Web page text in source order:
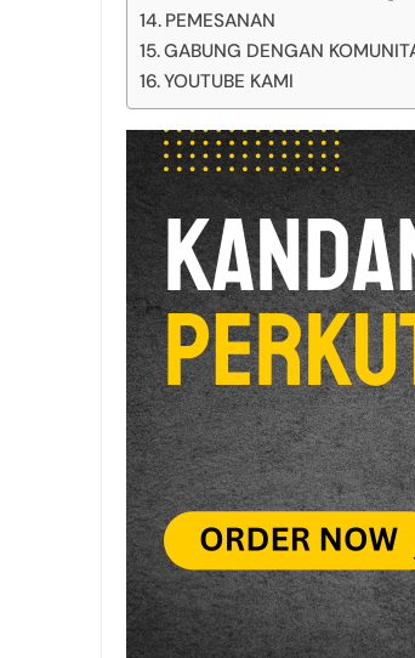
PEMESANAN
GABUNG DENGAN
YOUTUBE KAMI